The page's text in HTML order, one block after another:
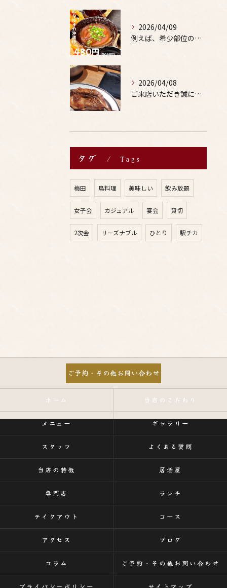
2026/04/09
例えば、希少部位の串を試したり、季節限定の地酒を味わったりす...
2026/04/08
ご来店いただき誠にありがとうございます。
タグ Tags
梅田 鳥料理 美味しい 飲み放題
女子会 カジュアル 宴会 貸切
2次会 リーズナブル ひとり 駅チカ
ご予約・その他お問い合わせ
ホーム 当店のこだわり
メニュー ギャラリー
スタッフ よくある質問
当店の特徴 居酒屋
専門店 ランチ
テイクアウト コース
アクセス ブログ
コラム ご予約・その他お問い合わせ